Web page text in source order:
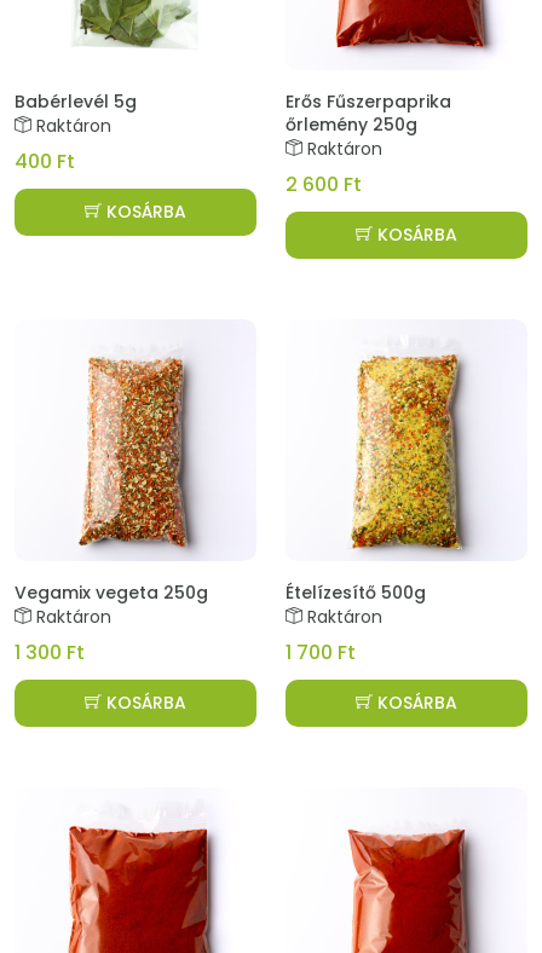
Babérlevél 5g
Raktáron
400 Ft
KOSÁRBA
Erős Fűszerpaprika
őrlemény 250g
Raktáron
2 600 Ft
KOSÁRBA
Vegamix vegeta 250g
Raktáron
1 300 Ft
KOSÁRBA
Ételízesítő 500g
Raktáron
1 700 Ft
KOSÁRBA